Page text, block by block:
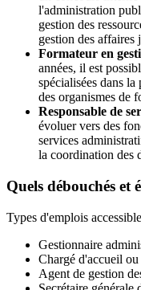
l'administration
gestion des
gestion des affaires
Formateur en
années, il est
spécialisées dans
des organismes de
Responsable de
évoluer vers des
services
la coordination des
Quels débouchés et
Types d'emplois
Gestionnaire
Chargé d'accueil
Agent de gestion